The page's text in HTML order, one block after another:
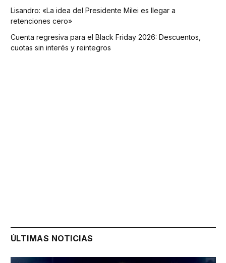
Lisandro: «La idea del Presidente Milei es llegar a
retenciones cero»
Cuenta regresiva para el Black Friday 2026: Descuentos,
cuotas sin interés y reintegros
ÚLTIMAS NOTICIAS